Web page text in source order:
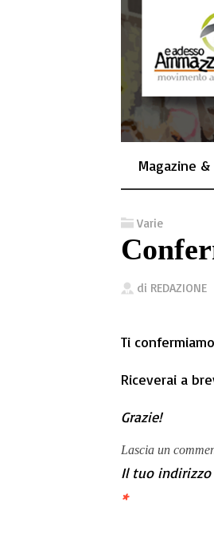
Magazine
Varie
di REDAZIONE
Ti
Riceverai a
Grazie!
Lascia un
Il tuo indirizzo
*